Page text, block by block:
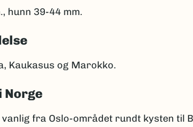
hunn 39-44 mm.
Kaukasus og Marokko.
Norge
vanlig fra Oslo-området rundt kysten til